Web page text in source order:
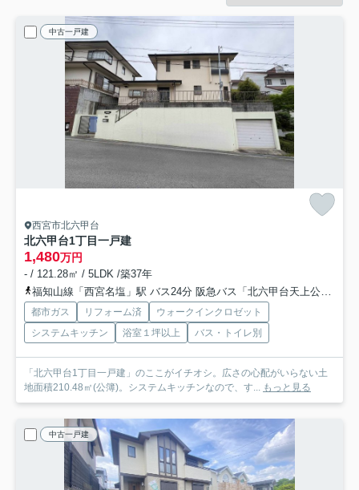
中古一戸建
西宮市北六甲台
北六甲台1丁目一戸建
1,480万円
- / 121.28㎡ / 5LDK /築37年
福知山線「西宮名塩」駅 バス24分 阪急バス「北六甲台天上公園前」 停歩3分
都市ガス リフォーム済
ウォークインクロゼット
システムキッチン
浴室１坪以上 バス・トイレ別
「北六甲台1丁目一戸建」のここがイチオシ。広さの心配がいらない土
地面積210.48㎡(公簿)。システムキッチンなので、す... もっと見る
中古一戸建